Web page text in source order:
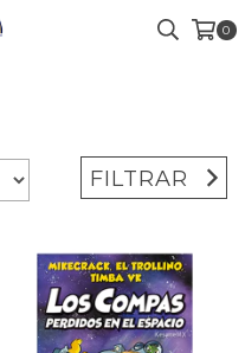
0
FILTRAR